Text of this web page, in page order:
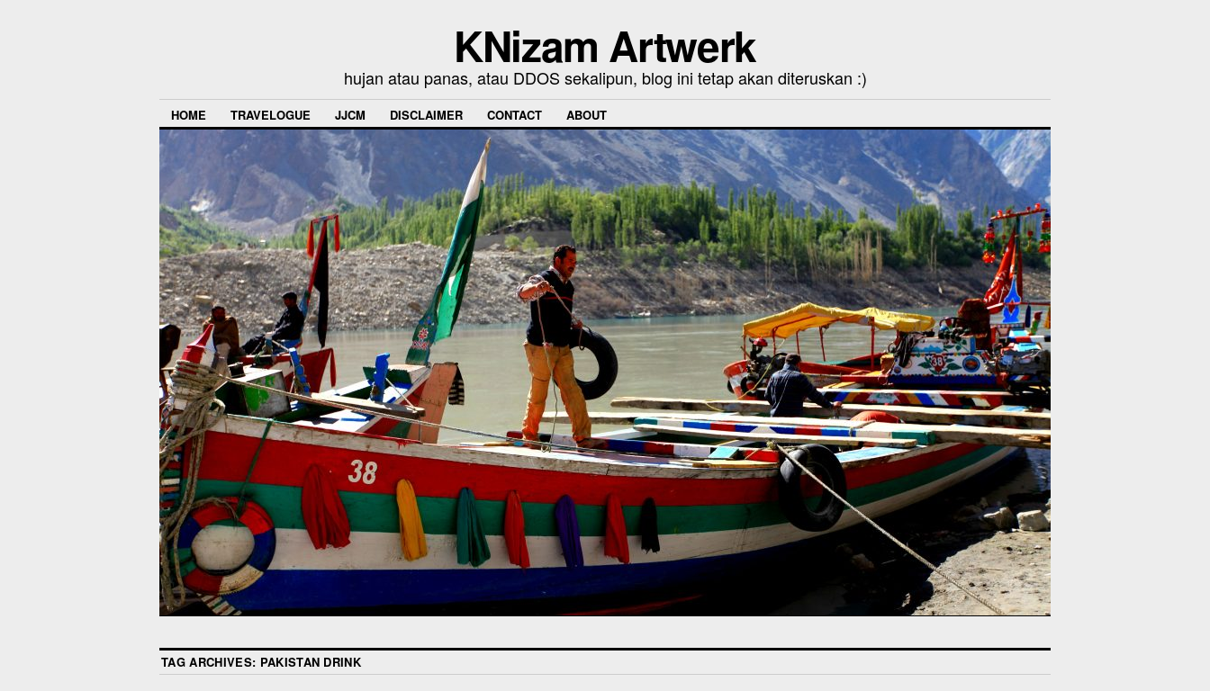
KNizam Artwerk
hujan atau panas, atau DDOS sekalipun, blog ini tetap akan diteruskan :)
HOME TRAVELOGUE JJCM DISCLAIMER CONTACT ABOUT
TAG ARCHIVES: PAKISTAN DRINK